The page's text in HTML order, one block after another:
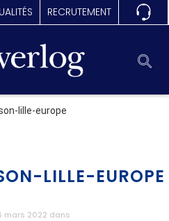
RECRUTEMENT
lille-europe
LILLE-EUROPE
mars 2022 dans